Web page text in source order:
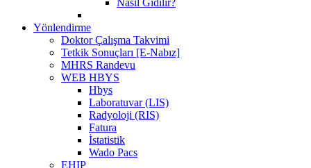
Yönlendirme
Doktor Çalışma Takvimi
Tetkik Sonuçları [E-Nabız]
MHRS Randevu
WEB HBYS
Hbys
Laboratuvar (LIS)
Radyoloji (RIS)
Fatura
İstatistik
Wado Pacs
EHIP